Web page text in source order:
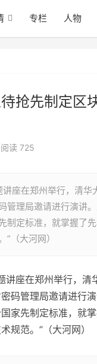
专栏 人物
抢先制定区
阅读 725
座在郑州举行，清华
管理局邀请进行演讲
制定标准，就掌握了
（大河网）
座在郑州举行，清
码管理局邀请进行
家先制定标准，就
规范。”（大河网）